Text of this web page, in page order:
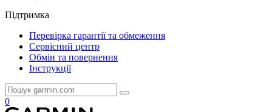
Підтримка
Перевірка гарантії та обмеження
Сервісний центр
Обмін та повернення
Інструкції
0